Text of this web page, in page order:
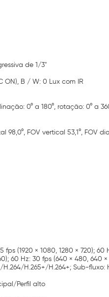
de 1/3"
ON), B / W: 0 Lux com IR
0° a 180°, rotação: 0° a
FOV vertical 53,1°, FOV
(1920 × 1080, 1280 × 720);
60 Hz: 30 fps (640 × 480, 640 ×
H.265+/H.264+; Sub-fluxo:
Perfil alto